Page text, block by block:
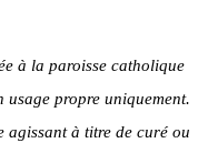
à la paroisse catholique
propre uniquement.
agissant à titre de curé ou